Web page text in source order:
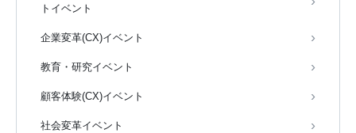
トイベント
企業変革(CX)イベント
教育・研究イベント
顧客体験(CX)イベント
社会変革イベント